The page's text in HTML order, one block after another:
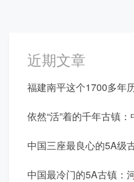
近期文章
福建南平这个1700多年
依然“活”着的千年古镇
中国三座最良心的5A级
中国最冷门的5A古镇：